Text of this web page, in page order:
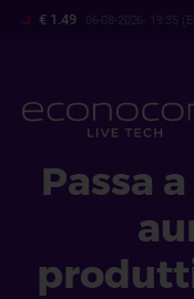
Salta
principale
€ 1.49 06-08-2026- 19:35
Passa